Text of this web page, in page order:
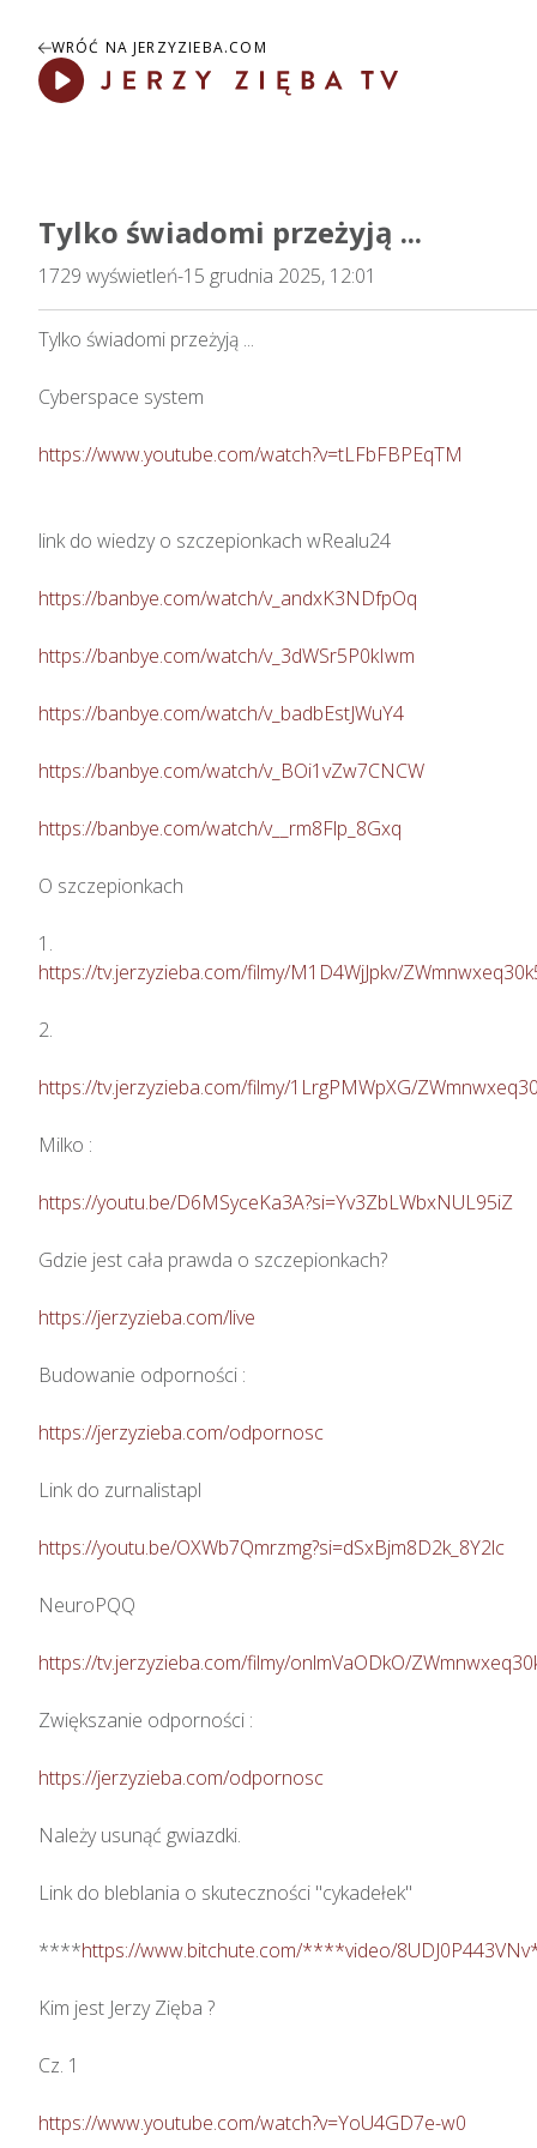
WRÓĆ NA JERZYZIEBA.COM
Tylko świadomi przeżyją ...
1729 wyświetleń-15 grudnia 2025, 12:01
Tylko świadomi przeżyją ...
Cyberspace system
https://www.youtube.com/watch?v=tLFbFBPEqTM
link do wiedzy o szczepionkach wRealu24
https://banbye.com/watch/v_andxK3NDfpOq
https://banbye.com/watch/v_3dWSr5P0kIwm
https://banbye.com/watch/v_badbEstJWuY4
https://banbye.com/watch/v_BOi1vZw7CNCW
https://banbye.com/watch/v__rm8Flp_8Gxq
O szczepionkach
https://tv.jerzyzieba.com/filmy/M1D4WjJpkv/
2.
https://tv.jerzyzieba.com/filmy/1LrgPMWpXG/
Milko :
https://youtu.be/D6MSyceKa3A?si=Yv3ZbLWbxNUL95iZ
Gdzie jest cała prawda o szczepionkach?
https://jerzyzieba.com/live
Budowanie odporności :
https://jerzyzieba.com/odpornosc
Link do zurnalistapl
https://youtu.be/OXWb7Qmrzmg?si=dSxBjm8D2k_8Y2lc
NeuroPQQ
https://tv.jerzyzieba.com/filmy/onlmVaODkO/
Zwiększanie odporności :
https://jerzyzieba.com/odpornosc
Należy usunąć gwiazdki.
Link do bleblania o skuteczności "cykadełek"
****https://www.bitchute.com/****video/
Kim jest Jerzy Zięba ?
Cz. 1
https://www.youtube.com/watch?v=YoU4GD7e-w0